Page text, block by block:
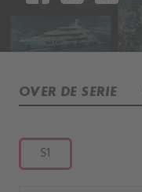
OVER DE SERIE
S1